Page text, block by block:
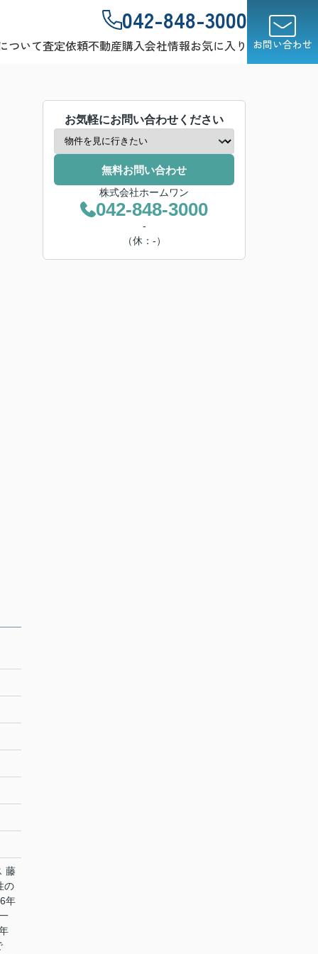
042-848-3000
ついて査定依頼不動産購入会社情報お気に入り お問い合わせ
藤
の
年
お気軽にお問い合わせください
無料お問い合わせ
株式会社ホームワン
042-848-3000
-
（休：-）